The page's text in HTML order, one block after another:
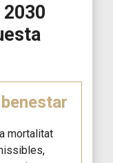
2030
mortalitat